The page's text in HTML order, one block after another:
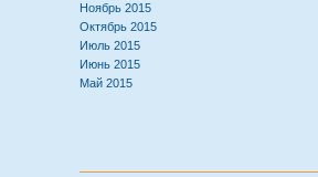
Ноябрь 2015
Октябрь 2015
Июль 2015
Июнь 2015
Май 2015